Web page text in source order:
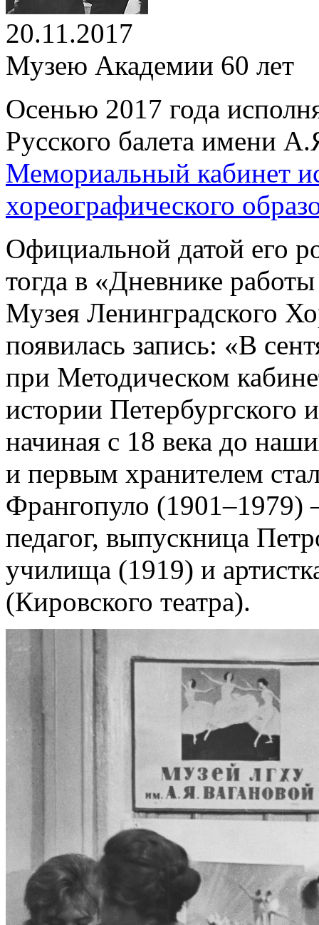
20.11.2017
Музею Академии 60 лет
Осенью 2017 года
Русского балета имени
Мемориальный кабинет
хореографического
Официальной датой его
тогда в «Дневнике
Музея Ленинградского
появилась запись: «В
при Методическом
истории Петербургского
начиная с 18 века до
и первым хранителем
Франгопуло (1901–1979)
педагог, выпускница
училища (1919) и
(Кировского театра).